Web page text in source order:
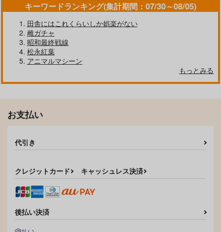
キーワードランキング(集計期間：07/30～08/05)
田舎にはこれくらいしか娯楽がない
雌ガチャ
昭和最終戦線
松永紅葉
アニマルマシーン
もっとみる
お支払い
代引き
クレジットカード キャッシュレス決済
後払い決済